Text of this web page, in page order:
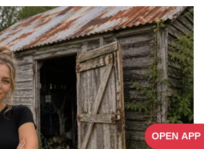
OPEN APP